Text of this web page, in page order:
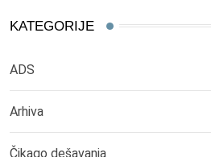
KATEGORIJE
ADS
Arhiva
Čikago dešavanja